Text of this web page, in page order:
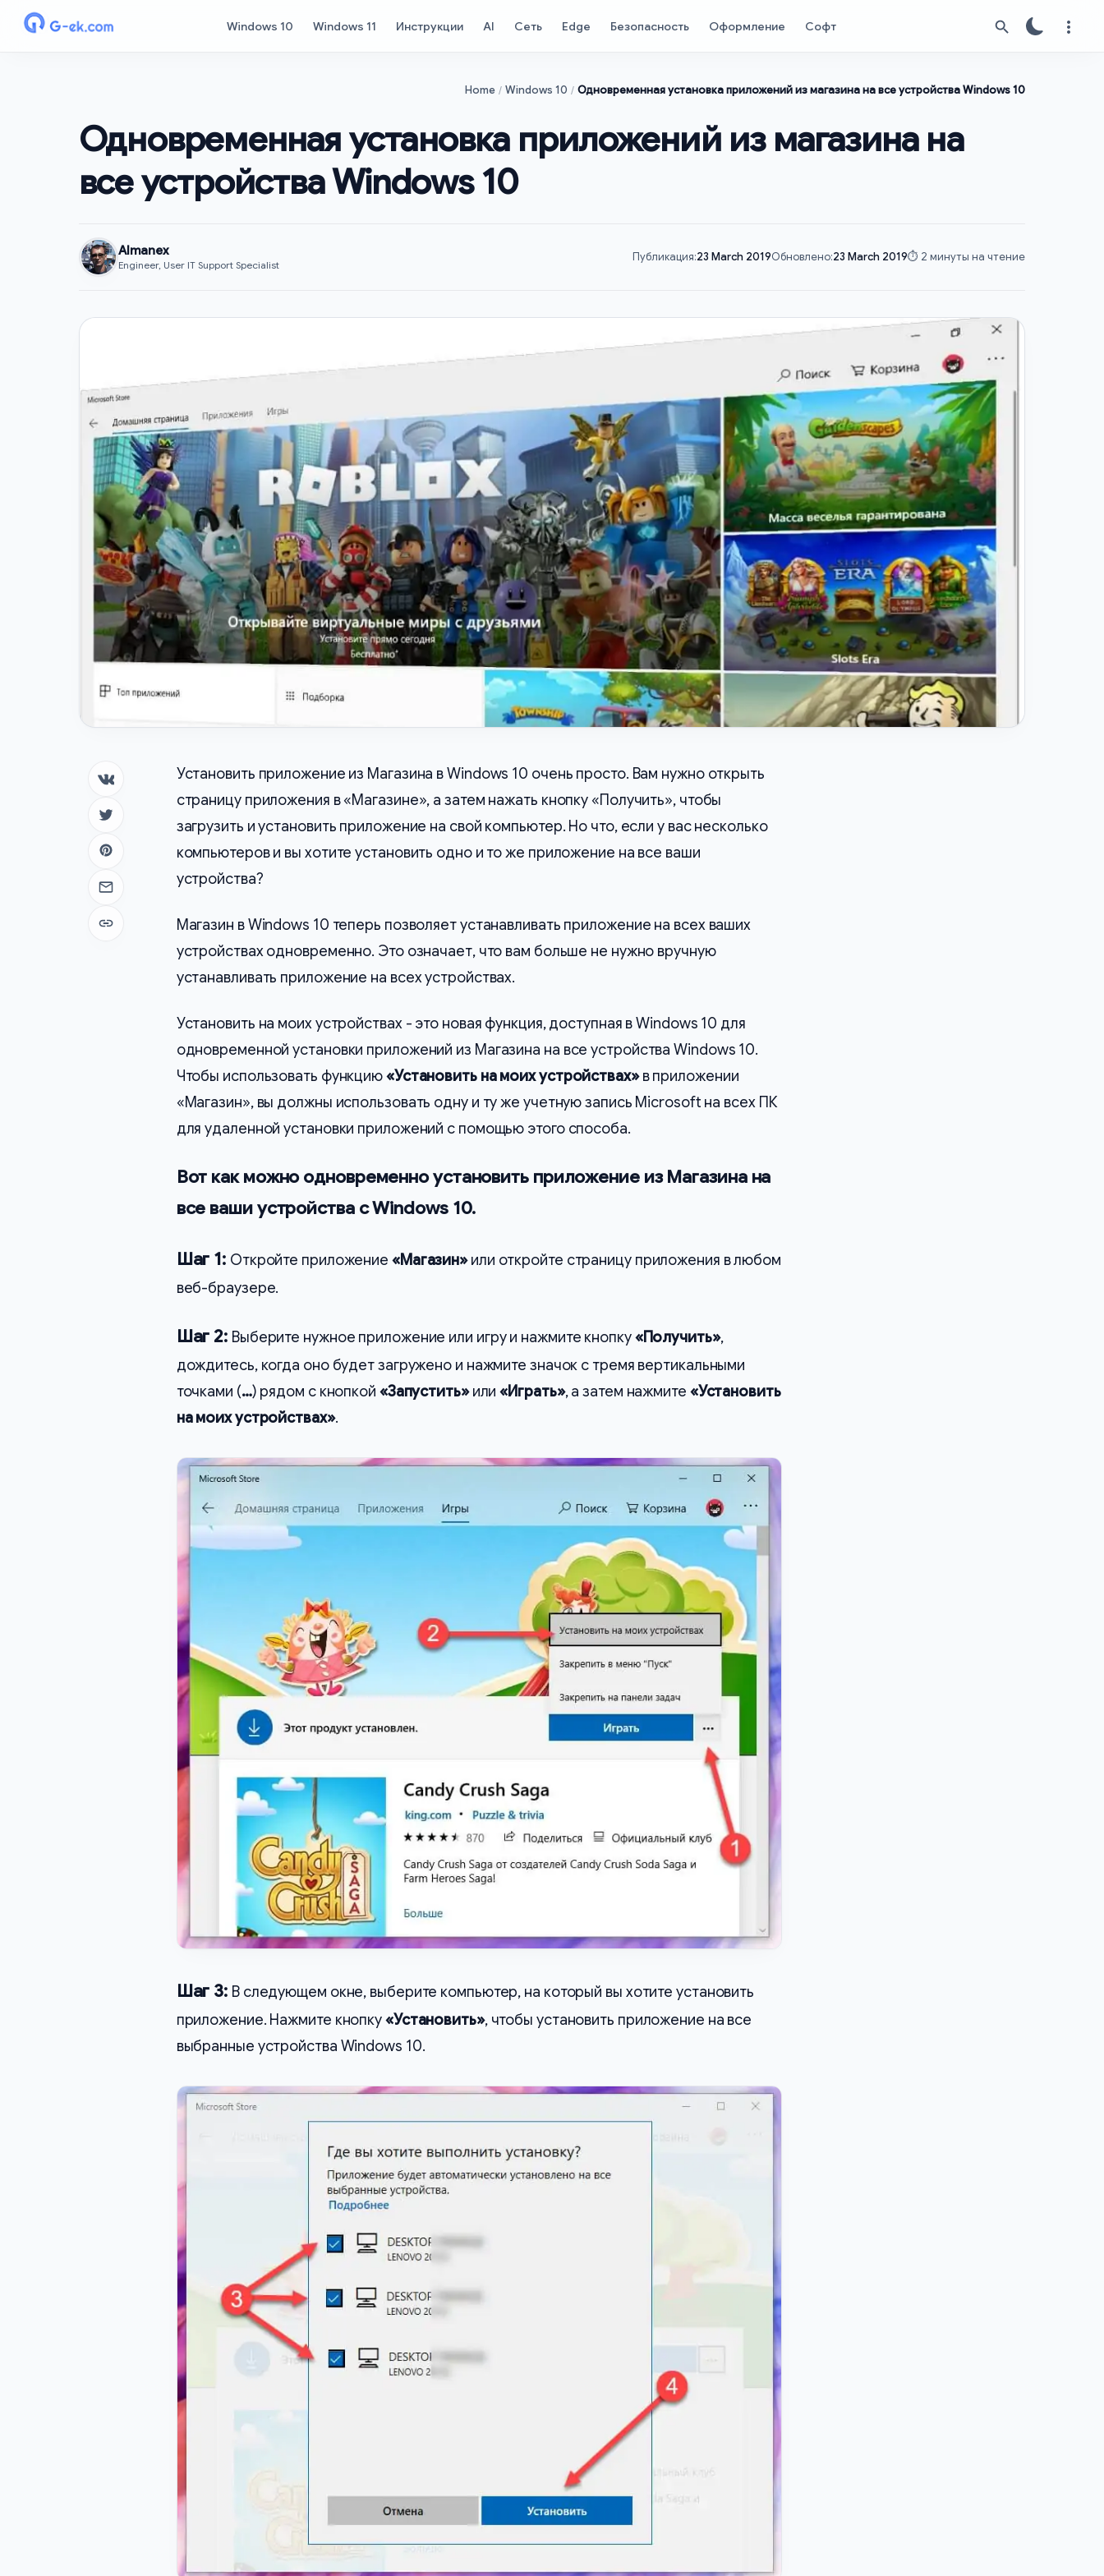
Windows 10 Windows 11 Инструкции AI Сеть Edge Безопасность Оформление Софт
Home Windows 10 Одновременная установка приложений из магазина на все устройства Windows 10
Одновременная установка приложений из магазина на
все устройства Windows 10
Almanex
Engineer, User IT Support Specialist
Публикация:23 March 2019Обновлено:23 March 2019⏱️ 2 минуты на чтение
Поделиться в ВК
Поделиться в Twitter
Поделиться в Pinterest
Отправить на почту
Копировать ссылку
Установить приложение из Магазина в Windows 10 очень просто. Вам нужно открыть
страницу приложения в «Магазине», а затем нажать кнопку «Получить», чтобы
загрузить и установить приложение на свой компьютер. Но что, если у вас несколько
компьютеров и вы хотите установить одно и то же приложение на все ваши
устройства?
Магазин в Windows 10 теперь позволяет устанавливать приложение на всех ваших
устройствах одновременно. Это означает, что вам больше не нужно вручную
устанавливать приложение на всех устройствах.
Установить на моих устройствах - это новая функция, доступная в Windows 10 для
одновременной установки приложений из Магазина на все устройства Windows 10.
Чтобы использовать функцию«Установить на моих устройствах»в приложении
«Магазин», вы должны использовать одну и ту же учетную запись Microsoft на всех ПК
для удаленной установки приложений с помощью этого способа.
Вот как можно одновременно установить приложение из Магазина на
все ваши устройства с Windows 10.
Шаг 1: Откройте приложение «Магазин»или откройте страницу приложения в любом
веб-браузере.
Шаг 2: Выберите нужное приложение или игру и нажмите кнопку«Получить»,
дождитесь, когда оно будет загружено и нажмите значок с тремя вертикальными
точками (…) рядом с кнопкой «Запустить»или«Играть», а затем нажмите «Установить
на моих устройствах».
Шаг 3: В следующем окне, выберите компьютер, на который вы хотите установить
приложение. Нажмите кнопку«Установить», чтобы установить приложение на все
выбранные устройства Windows 10.